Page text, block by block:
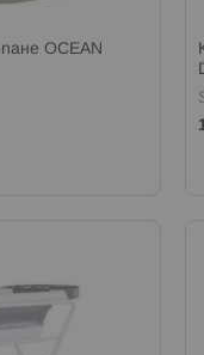
OCEAN